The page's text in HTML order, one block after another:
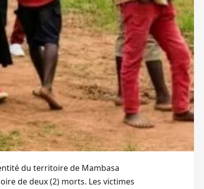
du territoire de Mambasa
de deux (2) morts. Les victimes